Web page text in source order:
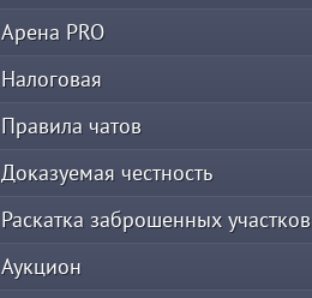
Арена PRO
Налоговая
Правила чатов
Доказуемая честность
Раскатка заброшенных участков
Аукцион